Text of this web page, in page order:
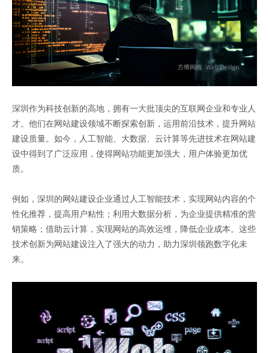
深圳作为科技创新的高地，拥有一大批顶尖的互联网企业和专业人
才。他们在网站建设领域不断探索创新，运用前沿技术，提升网站
建设质量。如今，人工智能、大数据、云计算等先进技术在网站建
设中得到了广泛应用，使得网站功能更加强大，用户体验更加优
质。
例如，深圳的网站建设企业通过人工智能技术，实现网站内容的个
性化推荐，提高用户粘性；利用大数据分析，为企业提供精准的营
销策略；借助云计算，实现网站的高效运维，降低企业成本。这些
技术创新为网站建设注入了强大的动力，助力深圳领跑数字化未
来。